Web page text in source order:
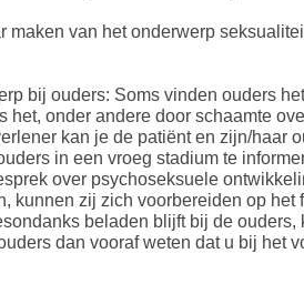
maken van het onderwerp
bij ouders: Soms vinden ouders
het, onder andere door schaamte
kan je de patiënt en zijn/haar
in een vroeg stadium te
over psychoseksuele
kunnen zij zich voorbereiden op
beladen blijft bij de
dan vooraf weten dat u bij het